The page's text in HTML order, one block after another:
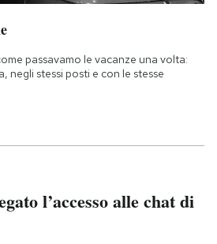
passavamo le vacanze una volta:
negli stessi posti e con le stesse
l’accesso alle chat di